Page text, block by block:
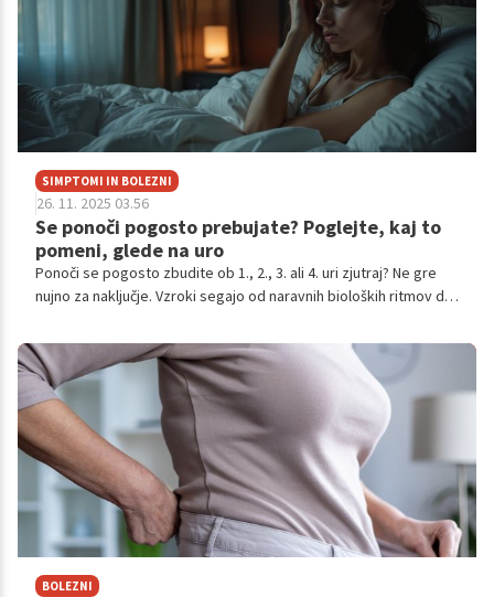
SIMPTOMI IN BOLEZNI
26. 11. 2025 03.56
Se ponoči pogosto prebujate? Poglejte, kaj to
pomeni, glede na uro
Ponoči se pogosto zbudite ob 1., 2., 3. ali 4. uri zjutraj? Ne gre
nujno za naključje. Vzroki segajo od naravnih bioloških ritmov do
BOLEZNI